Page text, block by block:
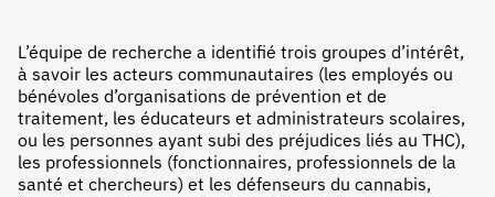
L’équipe de recherche a identifié trois groupes d’intérêt,
à savoir les acteurs communautaires (les employés ou
bénévoles d’organisations de prévention et de
traitement, les éducateurs et administrateurs scolaires,
ou les personnes ayant subi des préjudices liés au THC),
les professionnels (fonctionnaires, professionnels de la
santé et chercheurs) et les défenseurs du cannabis,